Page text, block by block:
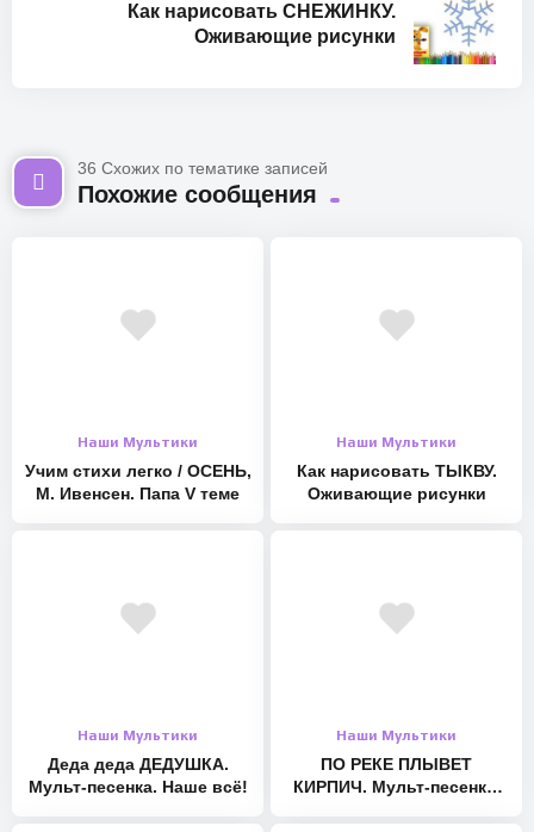
САЙТ: https://forchel.ru #погремушка
Звук: https://zvuk.com/artist/210726467
СОЦ СЕТИ:
Вконтакте: http://vk.com/forchel
Телеграм: https://t.me/fochelru
Likee: nenashevse #howtodraw #cat #оживающиерисунки
Как нарисовать СНЕЖИНКУ.
Оживающие рисунки
36 Схожих по тематике записей
Похожие сообщения
Наши Мультики
Учим стихи легко / ОСЕНЬ,
М. Ивенсен. Папа V теме
Наши Мультики
Как нарисовать ТЫКВУ.
Оживающие рисунки
Наши Мультики
Деда деда ДЕДУШКА.
Мульт-песенка. Наше всё!
Наши Мультики
ПО РЕКЕ ПЛЫВЕТ
КИРПИЧ. Мульт-песенка.